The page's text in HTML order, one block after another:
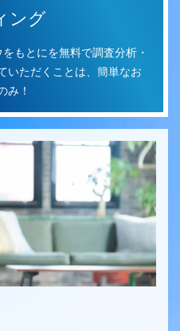
ング
もとにを無料で調査分析・
いただくことは、簡単なお
み！